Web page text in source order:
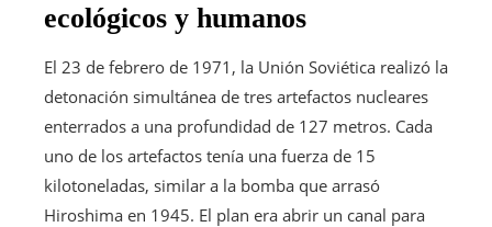
ecológicos y humanos
El 23 de febrero de 1971, la Unión Soviética realizó la
detonación simultánea de tres artefactos nucleares
enterrados a una profundidad de 127 metros. Cada
uno de los artefactos tenía una fuerza de 15
kilotoneladas, similar a la bomba que arrasó
Hiroshima en 1945. El plan era abrir un canal para